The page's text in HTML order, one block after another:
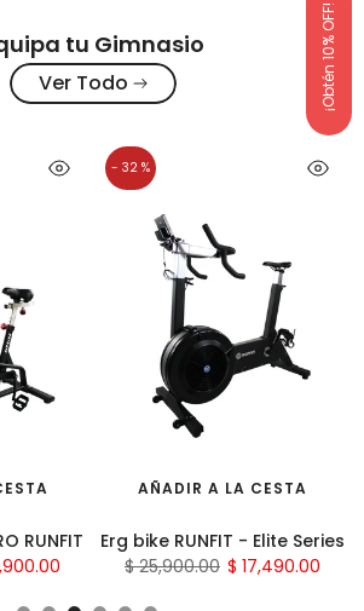
tu Gimnasio
Ver Todo
RUNFIT
- 32 %
AÑADIR A LA CESTA
Erg bike RUNFIT - Elite Series
$ 25,900.00 $ 17,490.00
¡Obtén 10% OFF!